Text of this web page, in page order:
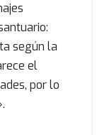
según la
el
por lo